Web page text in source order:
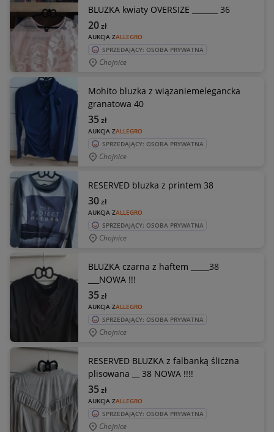
BLUZKA kwiaty OVERSIZE _______ 36
AUKCJA ZALLEGRO
20zł
SPRZEDAJĄCY: OSOBA PRYWATNA
Chojnice
Mohito bluzka z wiązaniemelegancka
granatowa 40
AUKCJA ZALLEGRO
35zł
SPRZEDAJĄCY: OSOBA PRYWATNA
Chojnice
RESERVED bluzka z printem 38
AUKCJA ZALLEGRO
30zł
SPRZEDAJĄCY: OSOBA PRYWATNA
Chojnice
BLUZKA czarna z haftem _____38
___NOWA !!!
AUKCJA ZALLEGRO
35zł
SPRZEDAJĄCY: OSOBA PRYWATNA
Chojnice
RESERVED BLUZKA z falbanką śliczna
plisowana __ 38 NOWA !!!!
AUKCJA ZALLEGRO
35zł
SPRZEDAJĄCY: OSOBA PRYWATNA
Chojnice